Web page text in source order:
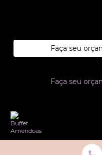
Faça seu
Faça seu